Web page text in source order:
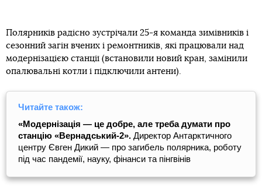
Полярників радісно зустрічали 25-я команда зимівників і
сезонний загін вчених і ремонтників, які працювали над
модернізацією станції (встановили новий кран, замінили
опалювальні котли і підключили антени).
Читайте також:
«Модернізація — це добре, але треба думати про
станцію «Вернадський-2». Директор Антарктичного
центру Євген Дикий — про загибель полярника, роботу
під час пандемії, науку, фінанси та пінгвінів